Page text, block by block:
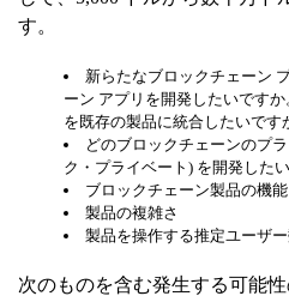
す。
新らたなブロックチェーン
ーン アプリを開発したいです
を既存の製品に統合したいです
どのブロックチェーンのプ
ク・プライベート) を開発したい
ブロックチェーン製品の機能
製品の複雑さ
製品を操作する推定ユーザ
次のものを含む発生する可能